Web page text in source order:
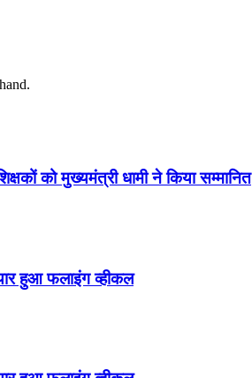
को मुख्यमंत्री धामी ने किया सम्मानित
हुआ फलाइंग व्हीकल